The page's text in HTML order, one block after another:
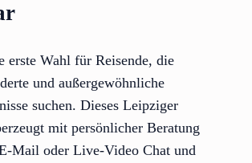
erste Wahl für Reisende, die
und außergewöhnliche
suchen. Dieses Leipziger
mit persönlicher Beratung
Mail oder Live-Video Chat und